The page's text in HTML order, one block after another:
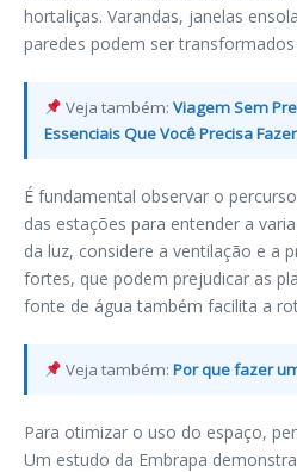
hortaliças. Varandas, janelas
paredes podem ser
Veja também:Viagem Sem
Essenciais Que Você Precisa
É fundamental observar o
das estações para entender a
da luz, considere a ventilação e a
fortes, que podem prejudicar as
fonte de água também facilita a
Veja também:Por que fazer
Para otimizar o uso do espaço,
Um estudo da Embrapa